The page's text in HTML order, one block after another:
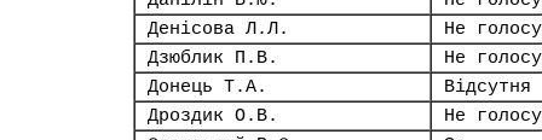
Денісова Л.Л.
Не
Дзюблик П.В.
Не
Донець Т.А.
Відсутня
Дроздик О.В.
Не